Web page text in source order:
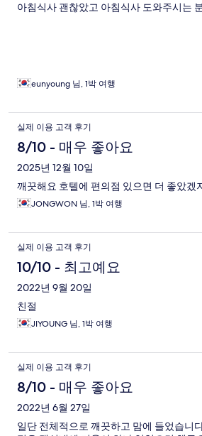
아침식사 괜찮았고 아침식사 도와주시는
eunyoung 님, 1박 여행
실제 이용 고객 후기
8/10 - 매우 좋아요
2025년 12월 10일
깨끗해요 호텔에 편의점 있으면 더 좋았겠
JONGWON 님, 1박 여행
실제 이용 고객 후기
10/10 - 최고예요
2022년 9월 20일
친절
JIYOUNG 님, 1박 여행
실제 이용 고객 후기
8/10 - 매우 좋아요
2022년 6월 27일
일단 전체적으로 깨끗하고 맘에 들었습니